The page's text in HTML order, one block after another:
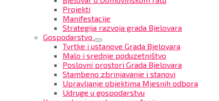
Projekti
Manifestacije
Strategija razvoja grada Bjelovara
Gospodarstvo
Tvrtke i ustanove Grada Bjelovara
Malo i srednje poduzetništvo
Poslovni prostori Grada Bjelovara
Stambeno zbrinjavanje i stanovi
Upravljanje objektima Mjesnih odbora
Udruge u gospodarstvu